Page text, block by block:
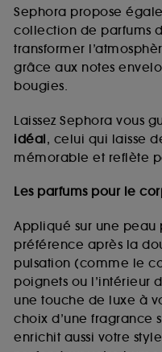
Sephora propose
collection de parfums
transformer
grâce aux notes
bougies.
Laissez Sephora vous
idéal, celui qui laisse
mémorable et reflète
Les parfums pour le
Appliqué sur une
préférence après la
pulsation (comme le
poignets ou l’intérieur
une touche de luxe à
choix d’une fragrance
enrichit aussi votre
de vous plaire via
sites tiers et sur les
des pages que
navigation, et de
d’en améliorer la
Cookies de
fraudes aux
usurpations d’identité.
Cookies
permettant
certaines
cookies
vous faire
prolongée vous
compte lors de
sans saisir à